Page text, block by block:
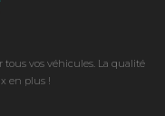
tous vos véhicules. La qualité
en plus !